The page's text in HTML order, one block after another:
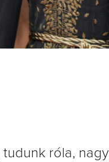
róla,